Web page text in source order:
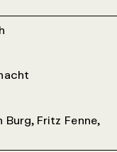
Fritz Fenne,